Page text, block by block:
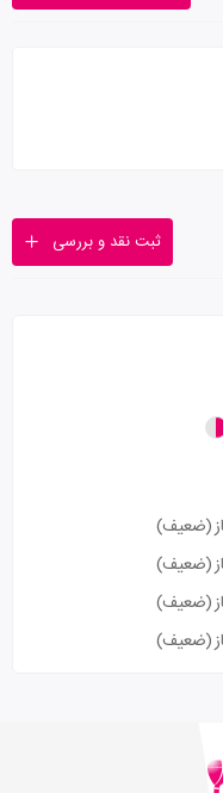
ثبت نقد و بررسی
(ضعیف)
(ضعیف)
(ضعیف)
(ضعیف)